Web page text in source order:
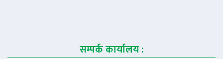
सम्पर्क कार्यालय :